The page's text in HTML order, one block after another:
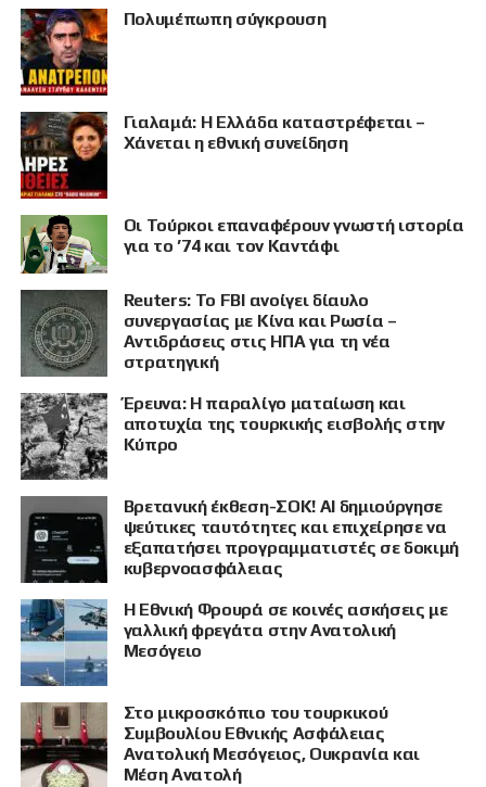
Πολυμέπωπη σύγκρουση
Γιαλαμά: Η Ελλάδα καταστρέφεται –
Χάνεται η εθνική συνείδηση
Οι Τούρκοι επαναφέρουν γνωστή ιστορία
για το ’74 και τον Καντάφι
Reuters: Το FBI ανοίγει δίαυλο
συνεργασίας με Κίνα και Ρωσία –
Αντιδράσεις στις ΗΠΑ για τη νέα
στρατηγική
Έρευνα: Η παραλίγο ματαίωση και
αποτυχία της τουρκικής εισβολής στην
Κύπρο
Βρετανική έκθεση-ΣΟΚ! AI δημιούργησε
ψεύτικες ταυτότητες και επιχείρησε να
εξαπατήσει προγραμματιστές σε δοκιμή
κυβερνοασφάλειας
Η Εθνική Φρουρά σε κοινές ασκήσεις με
γαλλική φρεγάτα στην Ανατολική
Μεσόγειο
Στο μικροσκόπιο του τουρκικού
Συμβουλίου Εθνικής Ασφάλειας
Ανατολική Μεσόγειος, Ουκρανία και
Μέση Ανατολή